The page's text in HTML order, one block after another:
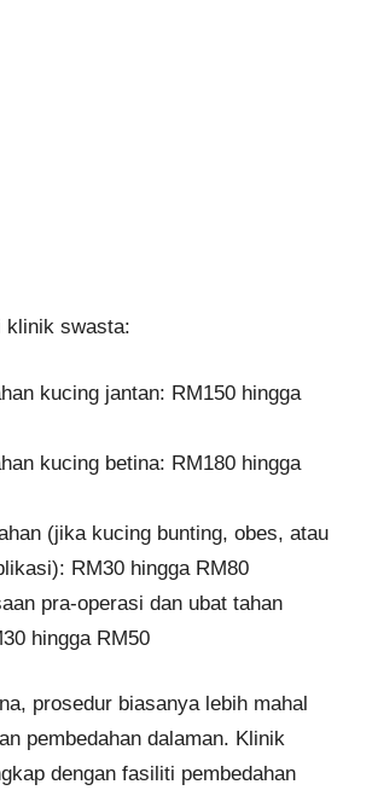
klinik swasta:
kucing jantan: RM150 hingga
kucing betina: RM180 hingga
(jika kucing bunting, obes, atau
RM30 hingga RM80
pra-operasi dan ubat tahan
hingga RM50
prosedur biasanya lebih mahal
pembedahan dalaman. Klinik
dengan fasiliti pembedahan